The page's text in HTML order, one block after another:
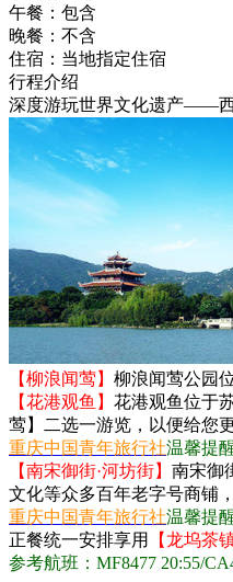
午餐： 包含
晚餐： 不含
住宿： 当地指定住宿
行程介绍
深度游玩世界文化遗产——
【柳浪闻莺】 柳浪闻莺公园
【花港观鱼】 花港观鱼位于
莺】二选一游览，以便给您
重庆中国青年旅行社温馨提
【南宋御街·河坊街】 南宋御
文化等众多百年老字号商铺
重庆中国青年旅行社温馨提
正餐统一安排享用
【龙坞茶
参考航班：MF8477 20:55/